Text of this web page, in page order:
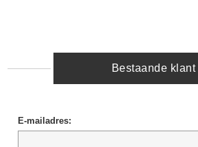
Bestaande klant
E-mailadres: